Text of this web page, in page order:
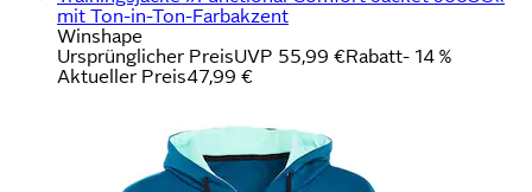
mit Ton-in-Ton-Farbakzent
Winshape
Ursprünglicher PreisUVP 55,99 €Rabatt- 14 %
Aktueller Preis47,99 €